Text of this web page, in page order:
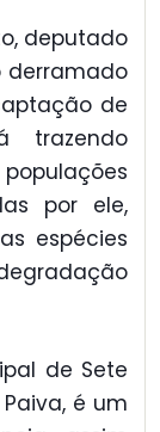
deputado
derramado
de
trazendo
por ele,
espécies
de Sete
é um